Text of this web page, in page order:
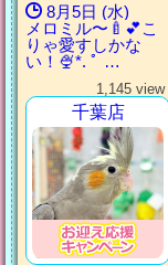
8月5日 (水)
メロミル〜🍼💕こ
りゃ愛すしかな
い！🍨*. ﾟ …
1,145 view
千葉店